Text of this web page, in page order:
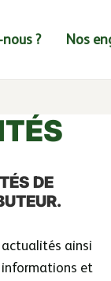
? Nos
DE
actualités ainsi
informations et